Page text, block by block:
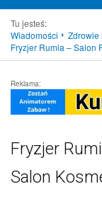
Tu jesteś:
Wiadomości
Zdrowie
Fryzjer Rumia – Salon
Reklama:
Fryzjer
Salon